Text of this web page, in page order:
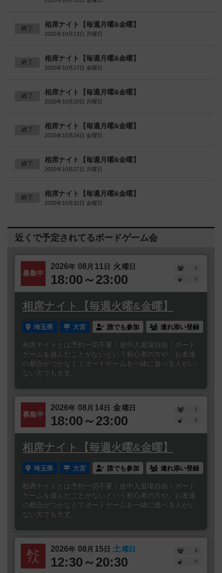
終了 相席ナイト【毎週月曜&金曜】
2025年10月13日 月曜日
終了 相席ナイト【毎週月曜&金曜】
2025年10月17日 金曜日
終了 相席ナイト【毎週月曜&金曜】
2025年10月20日 月曜日
終了 相席ナイト【毎週月曜&金曜】
2025年10月24日 金曜日
終了 相席ナイト【毎週月曜&金曜】
2025年10月27日 月曜日
終了 相席ナイト【毎週月曜&金曜】
2025年10月31日 金曜日
近くで予定されてるボードゲーム会
募集中
2026年 08 月 11日 火 曜日
18:00～23:00
1
0
相席ナイト【毎週火曜&金曜】
埼玉県 大宮 誰でも参加 連れ添い登録
相席ナイトとは予約一切不要！途中入退場自由！ボード
ゲームを遊んだことがないという初心者の方や、お友達
の都合がつかなくてボードゲームを一緒に遊べる人がい
ない方でも大丈...
募集中
2026年 08 月 14日 金曜日
18:00～23:00
1
0
相席ナイト【毎週火曜&金曜】
埼玉県 大宮 誰でも参加 連れ添い登録
相席ナイトとは予約一切不要！途中入退場自由！ボード
ゲームを遊んだことがないという初心者の方や、お友達
の都合がつかなくてボードゲームを一緒に遊べる人がい
ない方でも大丈...
あと
7人
2026年 08 月 15日 土曜日
12:30～20:30
9
0